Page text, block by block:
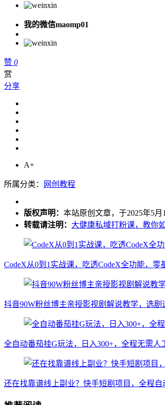
我的微信maomp01
赞 0
赏
分享
A+
所属分类： 网创教程
版权声明： 本站原创文章，于2025年5月
转载请注明： 大健康私域打粉课，​教你
CodeX从0到1实战课，吃透CodeX全功能，
抖音90W粉丝博主亲授影视剧解说教学，选
全自动番茄挂G玩法，日入300+，全程无需人
还在找靠谱线上副业？快手短剧项目，全程